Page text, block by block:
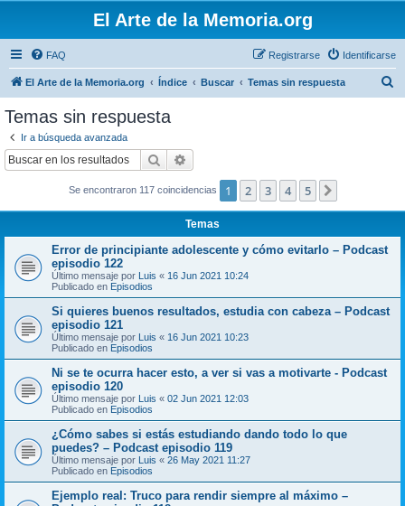
El Arte de la Memoria.org
FAQ Identificarse
Registrarse
El Arte de la Memoria.org Índice Buscar Temas sin respuesta
Temas sin respuesta
Ir a búsqueda avanzada
Buscar
Se encontraron 117 coincidencias 1 2 3 4 5
Temas
Error de principiante adolescente y cómo evitarlo – Podcast
episodio 122
Último mensaje por Luis « 16 Jun 2021 10:24
Publicado en Episodios
Si quieres buenos resultados, estudia con cabeza – Podcast
episodio 121
Último mensaje por Luis « 16 Jun 2021 10:23
Publicado en Episodios
Ni se te ocurra hacer esto, a ver si vas a motivarte - Podcast
episodio 120
Último mensaje por Luis « 02 Jun 2021 12:03
Publicado en Episodios
¿Cómo sabes si estás estudiando dando todo lo que
puedes? – Podcast episodio 119
Último mensaje por Luis « 26 May 2021 11:27
Publicado en Episodios
Ejemplo real: Truco para rendir siempre al máximo –